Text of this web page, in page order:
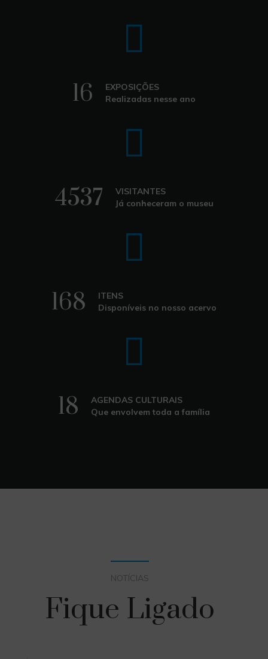
16
EXPOSIÇÕES
Realizadas nesse ano
4537
VISITANTES
Já conheceram o museu
168
ITENS
Disponíveis no nosso acervo
18
AGENDAS CULTURAIS
Que envolvem toda a família
NOTÍCIAS
Fique Ligado